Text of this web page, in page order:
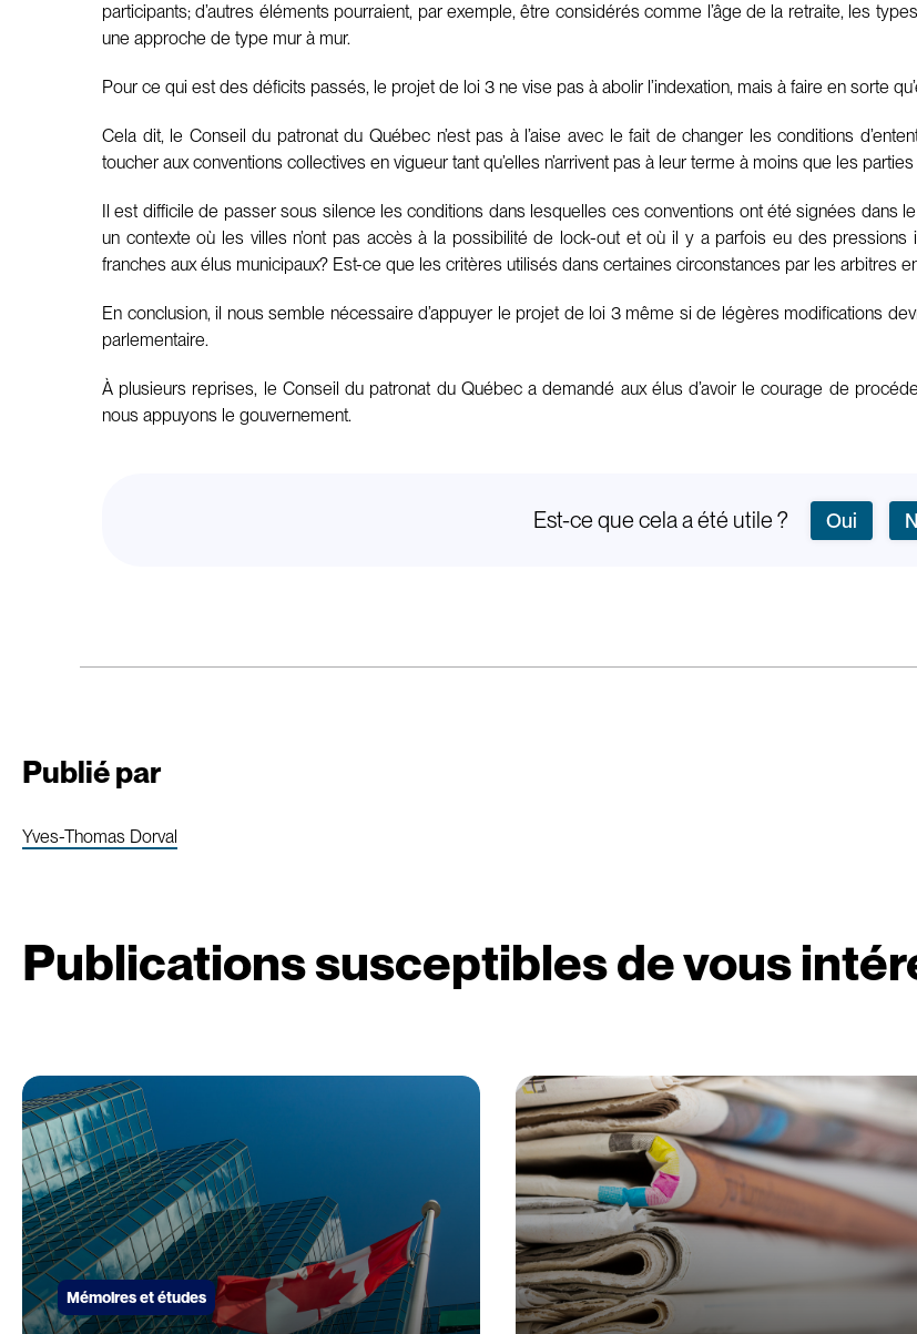
participants; d’autres éléments pourraient, par exemple, être considérés comme l’âge de la retraite, les
une approche de type mur à mur.
Pour ce qui est des déficits passés, le projet de loi 3 ne vise pas à abolir l’indexation, mais à faire en sorte
Cela dit, le Conseil du patronat du Québec n’est pas à l’aise avec le fait de changer les conditions
toucher aux conventions collectives en vigueur tant qu’elles n’arrivent pas à leur terme à moins que les
Il est difficile de passer sous silence les conditions dans lesquelles ces conventions ont été signées dans
un contexte où les villes n’ont pas accès à la possibilité de lock-out et où il y a parfois eu des pressions
franches aux élus municipaux? Est-ce que les critères utilisés dans certaines circonstances par les arbitres
En conclusion, il nous semble nécessaire d’appuyer le projet de loi 3 même si de légères modifications
parlementaire.
À plusieurs reprises, le Conseil du patronat du Québec a demandé aux élus d’avoir le courage de
nous appuyons le gouvernement.
Est-ce que cela a été utile ? Oui
Publié par
Yves-Thomas Dorval
Publications susceptibles de vous
Mémoires et études